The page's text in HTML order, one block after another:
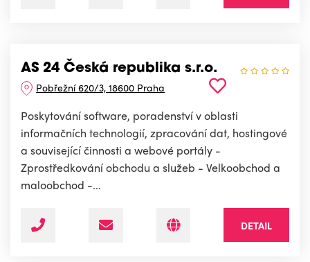
AS 24 Česká republika s.r.o.
Pobřežní 620/3, 18600 Praha
Poskytování software, poradenství v oblasti
informačních technologií, zpracování dat, hostingové
a související činnosti a webové portály -
Zprostředkování obchodu a služeb - Velkoobchod a
maloobchod -...
DETAIL